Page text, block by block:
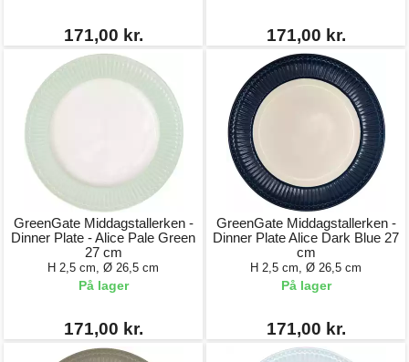
171,00 kr. 171,00 kr.
GreenGate Middagstallerken -
Dinner Plate - Alice Pale Green
27 cm
H 2,5 cm, Ø 26,5 cm
På lager
171,00 kr.
GreenGate Middagstallerken -
Dinner Plate Alice Dark Blue 27
cm
H 2,5 cm, Ø 26,5 cm
På lager
171,00 kr.